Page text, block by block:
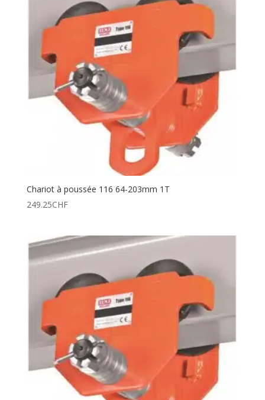
Chariot à poussée 116 64-203mm 1T
249.25CHF